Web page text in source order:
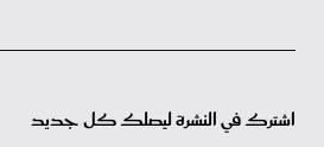
اشترك في النشرة ليصلك كل جديد